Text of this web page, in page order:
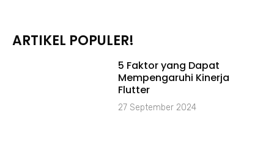
ARTIKEL POPULER!
5 Faktor yang Dapat
Mempengaruhi Kinerja
Flutter
27 September 2024